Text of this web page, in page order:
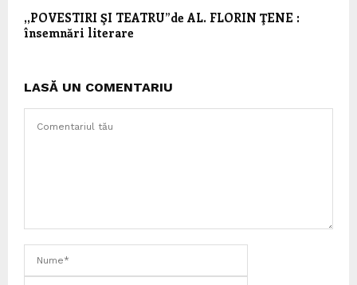
,,POVESTIRI ŞI TEATRU”de AL. FLORIN ŢENE :
însemnări literare
LASĂ UN COMENTARIU